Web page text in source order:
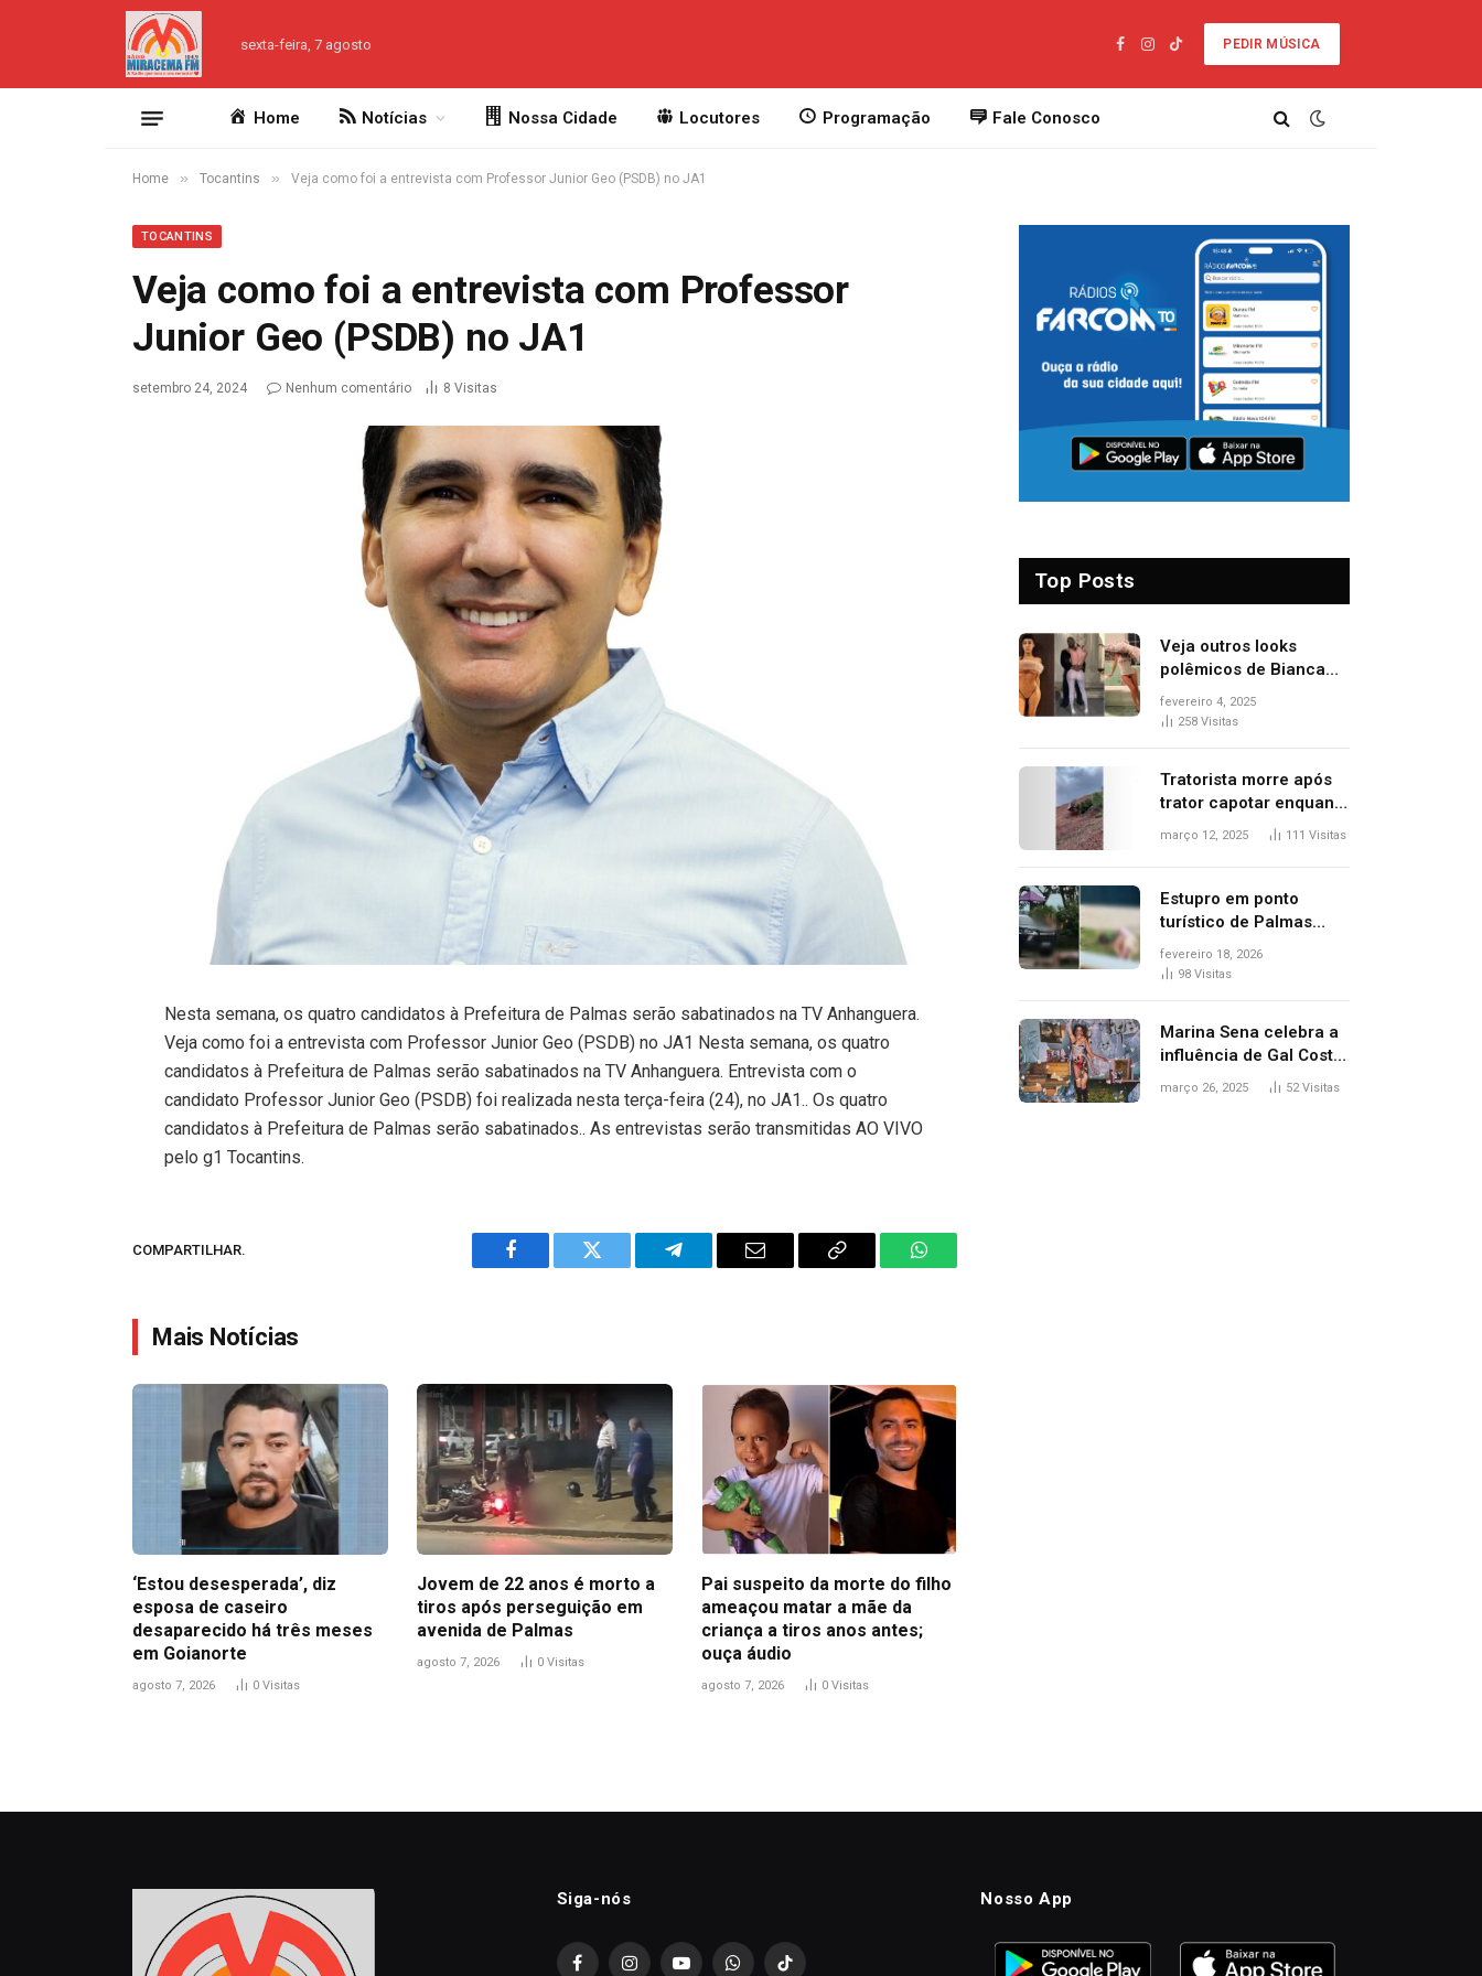
sexta-feira, 7 agosto
Facebook
Instagram
TikTok
PEDIR MÚSICA
Home Notícias Nossa Cidade Locutores Programação Fale Conosco
Home » Tocantins » Veja como foi a entrevista com Professor Junior Geo (PSDB) no JA1
TOCANTINS
Veja como foi a entrevista com Professor
Junior Geo (PSDB) no JA1
setembro 24, 2024 Nenhum comentário 8 Visitas
Nesta semana, os quatro candidatos à Prefeitura de Palmas serão sabatinados na TV Anhanguera.
Veja como foi a entrevista com Professor Junior Geo (PSDB) no JA1 Nesta semana, os quatro
candidatos à Prefeitura de Palmas serão sabatinados na TV Anhanguera. Entrevista com o
candidato Professor Junior Geo (PSDB) foi realizada nesta terça-feira (24), no JA1.. Os quatro
candidatos à Prefeitura de Palmas serão sabatinados.. As entrevistas serão transmitidas AO VIVO
pelo g1 Tocantins.
COMPARTILHAR.
Facebook Twitter Telegram Email
Copy
WhatsApp
Mais Notícias
‘Estou desesperada’, diz
esposa de caseiro
desaparecido há três meses
em Goianorte
agosto 7, 2026 0 Visitas
Jovem de 22 anos é morto a
tiros após perseguição em
avenida de Palmas
agosto 7, 2026 0 Visitas
Pai suspeito da morte do filho
ameaçou matar a mãe da
criança a tiros anos antes;
ouça áudio
agosto 7, 2026 0 Visitas
Top Posts
Veja outros looks
polêmicos de Bianca
Censori, esposa de
Kanye West que
fevereiro 4, 2025
258 Visitas
Tratorista morre após
trator capotar enquanto
removia vegetação em
março 12, 2025 111 Visitas
Estupro em ponto
turístico de Palmas
ocorreu em frente à
viatura e base de
fevereiro 18, 2026
98 Visitas
Marina Sena celebra a
influência de Gal Costa
na arte do álbum
março 26, 2025 52Visitas
Siga-nós
FacebookInstagramYouTubeWhatsAppTikTok
Nosso App